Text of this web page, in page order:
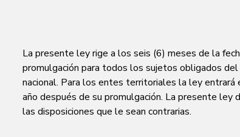
La presente ley rige a los seis (6) meses de la
promulgación para todos los sujetos obligados del
nacional. Para los entes territoriales la ley entrará
año después de su promulgación. La presente ley
las disposiciones que le sean contrarias.